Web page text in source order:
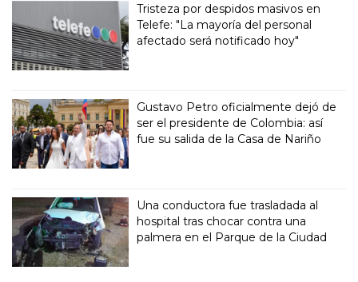
Tristeza por despidos masivos en
Telefe: "La mayoría del personal
afectado será notificado hoy"
Gustavo Petro oficialmente dejó de
ser el presidente de Colombia: así
fue su salida de la Casa de Nariño
Una conductora fue trasladada al
hospital tras chocar contra una
palmera en el Parque de la Ciudad